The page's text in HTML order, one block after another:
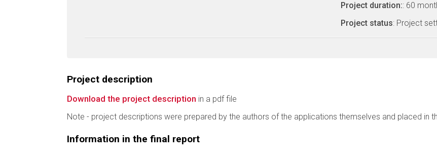
Project duration:: 60
Project status: Project
Project description
Download the project description in a pdf file
Note - project descriptions were prepared by the authors of the applications themselves and placed in
Information in the final report